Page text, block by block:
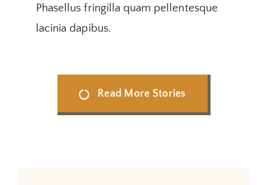
Phasellus fringilla quam pellentesque
lacinia dapibus.
Read More Stories